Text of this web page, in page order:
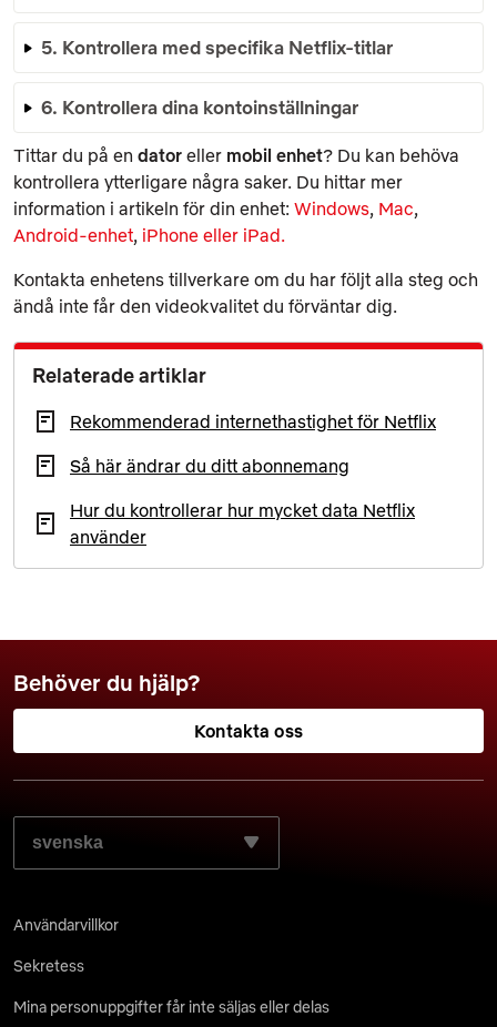
5. Kontrollera med specifika Netflix-titlar
6. Kontrollera dina kontoinställningar
Tittar du på en dator eller mobil enhet? Du kan behöva
kontrollera ytterligare några saker. Du hittar mer
information i artikeln för din enhet: Windows, Mac,
Android-enhet, iPhone eller iPad.
Kontakta enhetens tillverkare om du har följt alla steg och
ändå inte får den videokvalitet du förväntar dig.
Relaterade artiklar
Rekommenderad internethastighet för Netflix
Så här ändrar du ditt abonnemang
Hur du kontrollerar hur mycket data Netflix
använder
Behöver du hjälp?
Kontakta oss
VÄLJ SPRÅKET SOM DU FÖREDRAR:
Användarvillkor
Sekretess
Mina personuppgifter får inte säljas eller delas